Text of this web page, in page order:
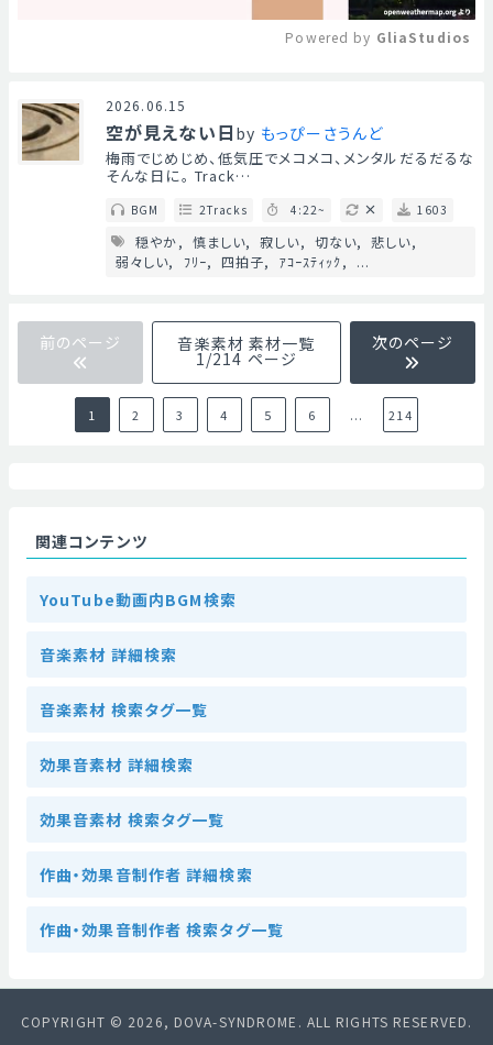
Powered by GliaStudios
2026.06.15
空が見えない日 by もっぴーさうんど
梅雨でじめじめ、低気圧でメコメコ、メンタルだるだるな
そんな日に。 Track…
BGM 2Tracks 4:22~ 1603
穏やか 慎ましい 寂しい 切ない
悲しい
弱々しい
ﾌﾘｰ 四拍子 ｱｺｰｽﾃｨｯｸ ...
前のページ 音楽素材 素材一覧
1/214 ページ
次のページ
1 2 3 4 5 6 ... 214
関連コンテンツ
YouTube動画内BGM検索
音楽素材 詳細検索
音楽素材 検索タグ一覧
効果音素材 詳細検索
効果音素材 検索タグ一覧
作曲・効果音制作者 詳細検索
作曲・効果音制作者 検索タグ一覧
COPYRIGHT © 2026, DOVA-SYNDROME. ALL RIGHTS RESERVED.